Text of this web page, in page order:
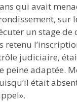
qui avait
sur
un stage
retenu
judiciaire,
peine adaptée.
était